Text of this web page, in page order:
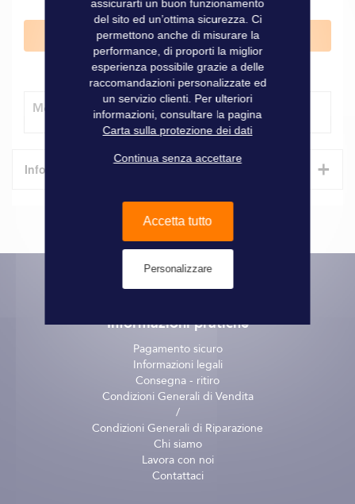
Aggiungi al Carrello
Modalità di consegna
Informazioni tecniche +
Caratteristiche
Marque
Informazioni pratiche
Pagamento sicuro
Informazioni legali
Consegna - ritiro
Condizioni Generali di Vendita
/
Condizioni Generali di Riparazione
Chi siamo
Lavora con noi
Contattaci
assicurarti un buon funzionamento
del sito ed un’ottima sicurezza. Ci
permettono anche di misurare la
performance, di proporti la miglior
esperienza possibile grazie a delle
raccomandazioni personalizzate ed
un servizio clienti. Per ulteriori
informazioni, consultare la pagina
Carta sulla protezione dei dati
Continua senza accettare
Accetta tutto
Personalizzare